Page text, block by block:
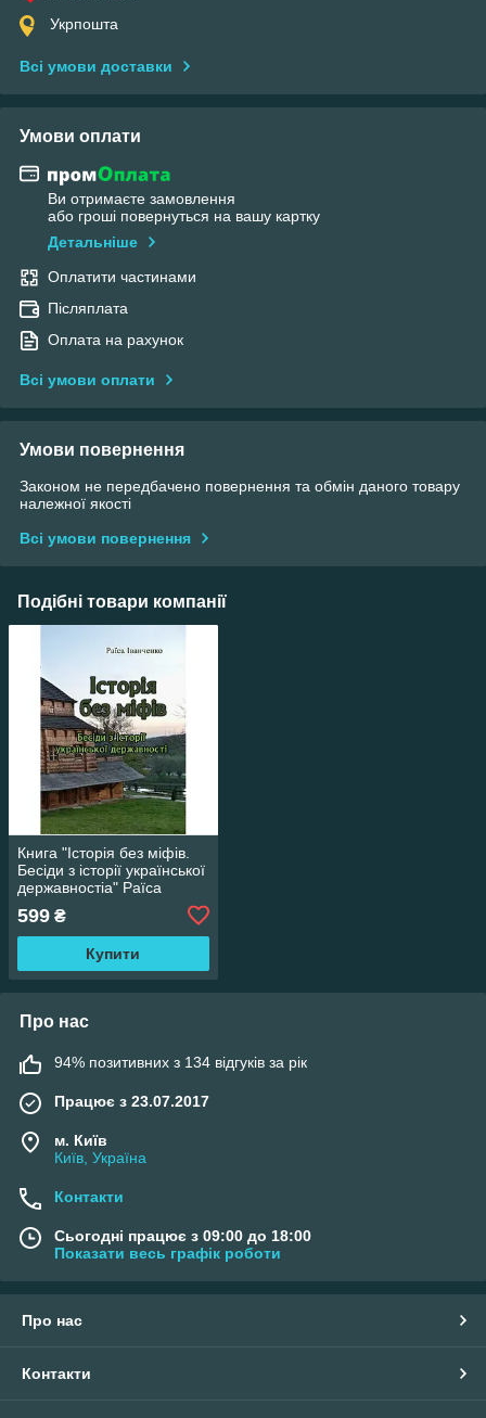
Укрпошта
Всі умови доставки
Умови оплати
Ви отримаєте замовлення
або гроші повернуться на вашу картку
Детальніше
Оплатити частинами
Післяплата
Оплата на рахунок
Всі умови оплати
Умови повернення
Законом не передбачено повернення та обмін даного товару
належної якості
Всі умови повернення
Подібні товари компанії
Книга "Історія без міфів.
Бесіди з історії української
державностіа" Раїса
599 ₴
Купити
Про нас
94% позитивних з 134 відгуків за рік
Працює з 23.07.2017
м. Київ
Київ, Україна
Контакти
Сьогодні працює з 09:00 до 18:00
Показати весь графік роботи
Про нас
Контакти